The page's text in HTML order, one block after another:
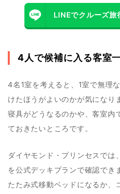
LINEでクルーズ旅
4人で候補に入る客室
4名1室を考えると、1室で無理
けたほうがよいのかが気になり
寝具がどうなるのかや、客室内
ておきたいところです。
ダイヤモンド・プリンセスでは
を公式デッキプランで確認でき
たたみ式移動ベッドになるか、